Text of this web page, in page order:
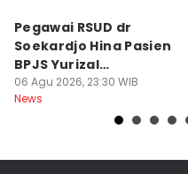
Pegawai RSUD dr
Soekardjo Hina Pasien
BPJS Yurizal
Mengundurkan Diri
06 Agu 2026, 23:30 WIB
News